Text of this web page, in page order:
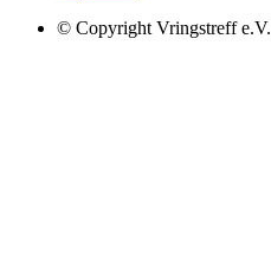
© Copyright Vringstreff e.V.